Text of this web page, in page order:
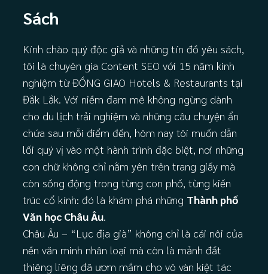
Sách
Kính chào quý độc giả và những tín đồ yêu sách,
tôi là chuyên gia Content SEO với 15 năm kinh
nghiệm từ ĐỒNG GIAO Hotels & Restaurants tại
Đắk Lắk. Với niềm đam mê không ngừng dành
cho du lịch trải nghiệm và những câu chuyện ẩn
chứa sau mỗi điểm đến, hôm nay tôi muốn dẫn
lối quý vị vào một hành trình đặc biệt, nơi những
con chữ không chỉ nằm yên trên trang giấy mà
còn sống động trong từng con phố, từng kiến
trúc cổ kính: đó là khám phá những Thành phố
Văn học Châu Âu.
Châu Âu – “Lục địa già” không chỉ là cái nôi của
nền văn minh nhân loại mà còn là mảnh đất
thiêng liêng đã ươm mầm cho vô vàn kiệt tác